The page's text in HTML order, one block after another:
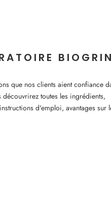
que nos clients aient confiance
toutes les ingrédients,
d'emploi, avantages sur